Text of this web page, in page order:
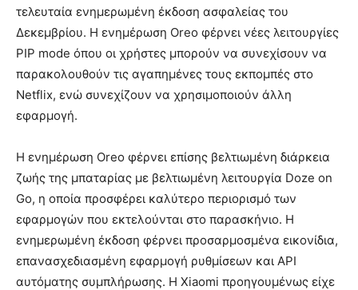
τελευταία ενημερωμένη έκδοση ασφαλείας του
Δεκεμβρίου. Η ενημέρωση Oreo φέρνει νέες λειτουργίες
PIP mode όπου οι χρήστες μπορούν να συνεχίσουν να
παρακολουθούν τις αγαπημένες τους εκπομπές στο
Netflix, ενώ συνεχίζουν να χρησιμοποιούν άλλη
εφαρμογή.
Η ενημέρωση Oreo φέρνει επίσης βελτιωμένη διάρκεια
ζωής της μπαταρίας με βελτιωμένη λειτουργία Doze on
Go, η οποία προσφέρει καλύτερο περιορισμό των
εφαρμογών που εκτελούνται στο παρασκήνιο. Η
ενημερωμένη έκδοση φέρνει προσαρμοσμένα εικονίδια,
επανασχεδιασμένη εφαρμογή ρυθμίσεων και API
αυτόματης συμπλήρωσης. Η Xiaomi προηγουμένως είχε